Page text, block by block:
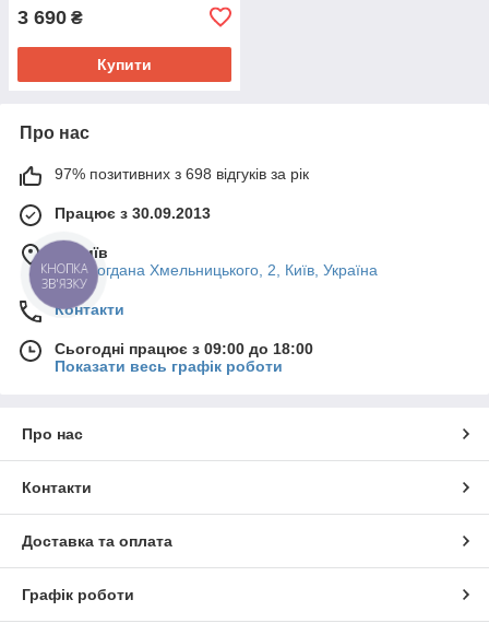
3 690 ₴
Купити
Про нас
97% позитивних з 698 відгуків за рік
Працює з 30.09.2013
м. Київ
вул. Богдана Хмельницького, 2, Київ, Україна
Контакти
Сьогодні працює з 09:00 до 18:00
Показати весь графік роботи
Про нас
Контакти
Доставка та оплата
Графік роботи
КНОПКА
ЗВ'ЯЗКУ